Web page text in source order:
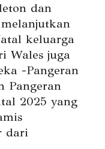
dan
keluarga
Wales juga
-Pangeran
Pangeran
2025 yang
dari